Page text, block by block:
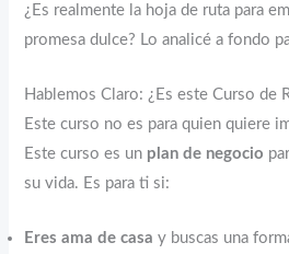
¿Es realmente la hoja de ruta para
promesa dulce? Lo analicé a fondo
Hablemos Claro: ¿Es este Curso de
Este curso no es para quien quiere
Este curso es un plan de negocio
su vida. Es para ti si:
Eres ama de casa y buscas una